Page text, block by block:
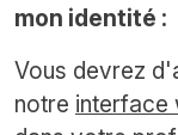
mon identité :
Vous devrez
notre interface